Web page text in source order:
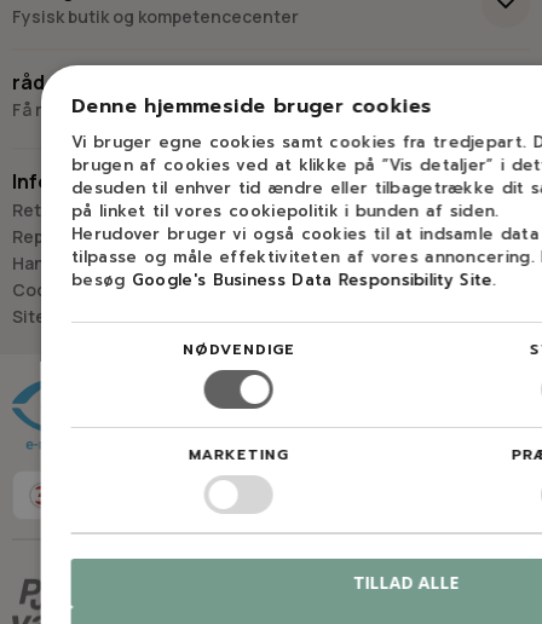
Fysisk butik og kompetencecenter
Virkelyst 3
Hverdage: 8.00-16.00
Lørdag & søndag: Lukket
råd og vejledning
Få råd og vejledning hos Savdoktoren
“Vi bygger vores løsninger på viden, erfaring og faglig indsigt
- så du kan træffe
det rigtige valg, hver gang.
- Jan “Savdoktoren” Østergaard
Råd og vejledning
Information
Retur
Reparation
Handelsbetingelser
Cookies
Sitemap
Denne hjemmeside bruger cookies
Vi bruger egne cookies samt cookies fra tredjepart.
brugen af cookies ved at klikke på ”Vis detaljer” i
desuden til enhver tid ændre eller tilbagetrække dit
på linket til vores cookiepolitik i bunden af siden.
Herudover bruger vi også cookies til at indsamle
tilpasse og måle effektiviteten af vores annoncering.
besøg Google's Business Data Responsibility Site.
NØDVENDIGE
MARKETING
TILLAD ALLE